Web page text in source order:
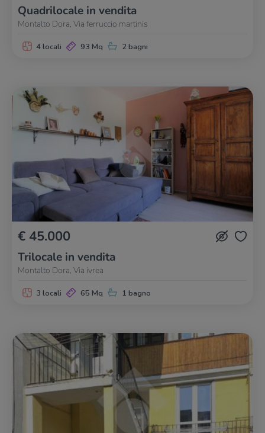
Quadrilocale in vendita
Montalto Dora, Via ferruccio martinis
4 locali 93 Mq 2 bagni
€ 45.000
Trilocale in vendita
Montalto Dora, Via ivrea
3 locali 65 Mq 1 bagno